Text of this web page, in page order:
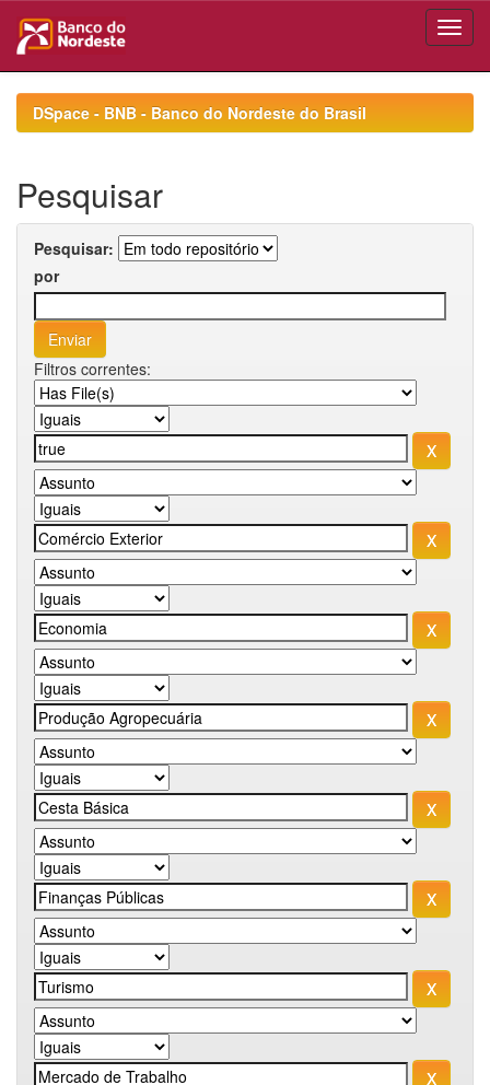
navigationDSpace - BNB - Banco do Nordeste do Brasil
Pesquisar
Pesquisar:
por
Filtros correntes: